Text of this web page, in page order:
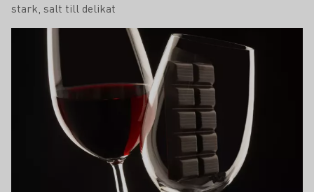
stark, salt till delikat